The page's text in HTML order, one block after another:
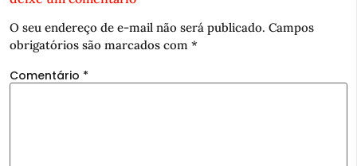
O seu endereço de e-mail não será publicado. Campos
obrigatórios são marcados com *
Comentário *